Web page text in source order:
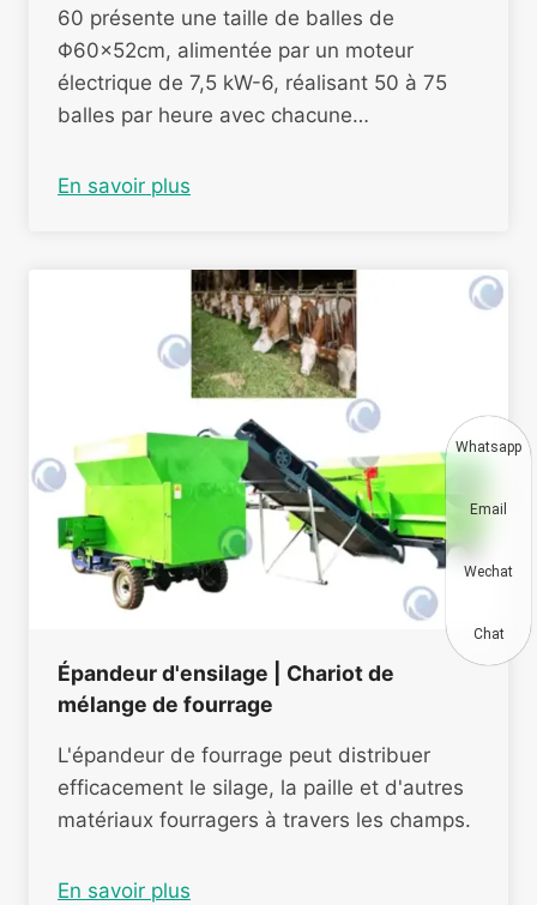
60 présente une taille de balles de
Φ60×52cm, alimentée par un moteur
électrique de 7,5 kW-6, réalisant 50 à 75
balles par heure avec chacune…
En savoir plus
Épandeur d'ensilage | Chariot de
mélange de fourrage
L'épandeur de fourrage peut distribuer
efficacement le silage, la paille et d'autres
matériaux fourragers à travers les champs.
En savoir plus
Whatsapp
Email
Wechat
Chat